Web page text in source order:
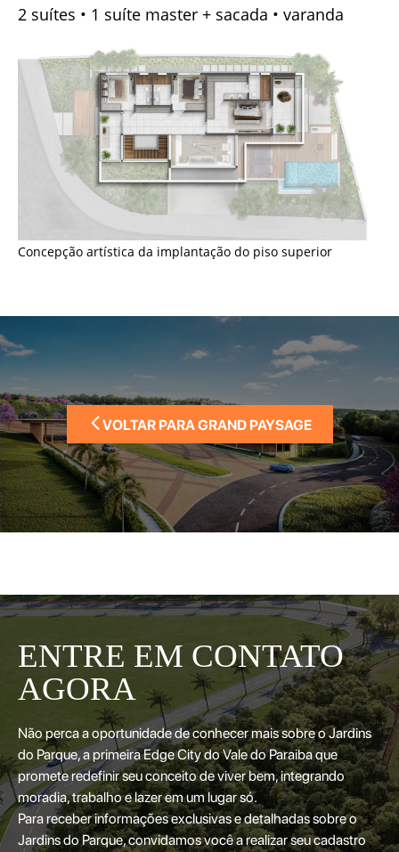
2 suítes • 1 suíte master + sacada • varanda
Concepção artística da implantação do piso superior
VOLTAR PARA GRAND PAYSAGE
ENTRE EM CONTATO
AGORA
Não perca a oportunidade de conhecer mais sobre o Jardins
do Parque, a primeira Edge City do Vale do Paraiba que
promete redefinir seu conceito de viver bem, integrando
moradia, trabalho e lazer em um lugar só.
Para receber informações exclusivas e detalhadas sobre o
Jardins do Parque, convidamos você a realizar seu cadastro